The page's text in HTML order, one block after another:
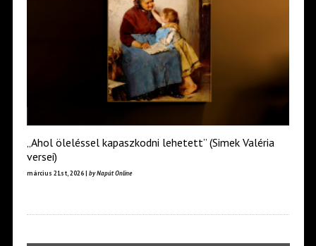
„Ahol öleléssel kapaszkodni lehetett” (Simek Valéria
versei)
március 21st, 2026 | by Napút Online